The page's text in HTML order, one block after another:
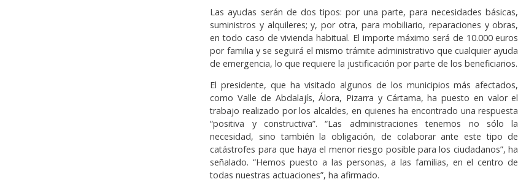
Las ayudas serán de dos tipos: por una parte, para necesidades básicas,
suministros y alquileres; y, por otra, para mobiliario, reparaciones y obras,
en todo caso de vivienda habitual. El importe máximo será de 10.000 euros
por familia y se seguirá el mismo trámite administrativo que cualquier ayuda
de emergencia, lo que requiere la justificación por parte de los beneficiarios.
El presidente, que ha visitado algunos de los municipios más afectados,
como Valle de Abdalajís, Álora, Pizarra y Cártama, ha puesto en valor el
trabajo realizado por los alcaldes, en quienes ha encontrado una respuesta
“positiva y constructiva”. “Las administraciones tenemos no sólo la
necesidad, sino también la obligación, de colaborar ante este tipo de
catástrofes para que haya el menor riesgo posible para los ciudadanos”, ha
señalado. “Hemos puesto a las personas, a las familias, en el centro de
todas nuestras actuaciones”, ha afirmado.